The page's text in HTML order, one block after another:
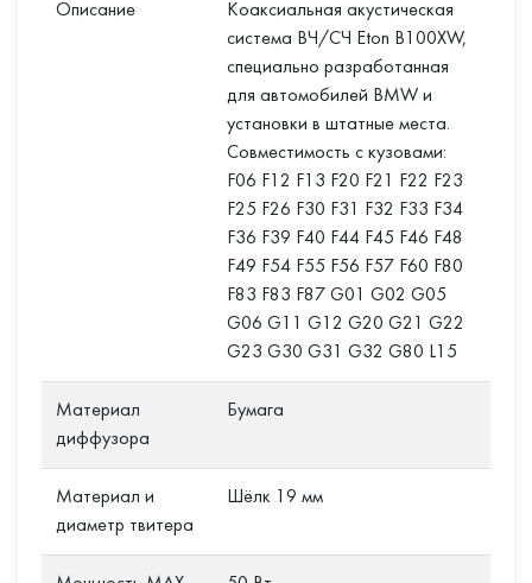
Описание
Коаксиальная акустическая
система ВЧ/СЧ Eton B100XW,
специально разработанная
для автомобилей BMW и
установки в штатные места.
Совместимость с кузовами:
F06 F12 F13 F20 F21 F22 F23
F25 F26 F30 F31 F32 F33 F34
F36 F39 F40 F44 F45 F46 F48
F49 F54 F55 F56 F57 F60 F80
F83 F83 F87 G01 G02 G05
G06 G11 G12 G20 G21 G22
G23 G30 G31 G32 G80 L15
Материал
диффузора
Бумага
Материал и
диаметр твитера
Шёлк 19 мм